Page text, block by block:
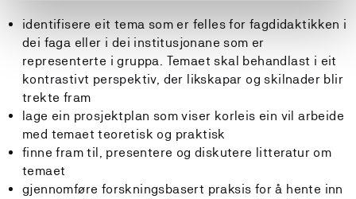
identifisere eit tema som er felles for fagdidaktikken i
dei faga eller i dei institusjonane som er
representerte i gruppa. Temaet skal behandlast i eit
kontrastivt perspektiv, der likskapar og skilnader blir
trekte fram
lage ein prosjektplan som viser korleis ein vil arbeide
med temaet teoretisk og praktisk
finne fram til, presentere og diskutere litteratur om
temaet
gjennomføre forskningsbasert praksis for å hente inn